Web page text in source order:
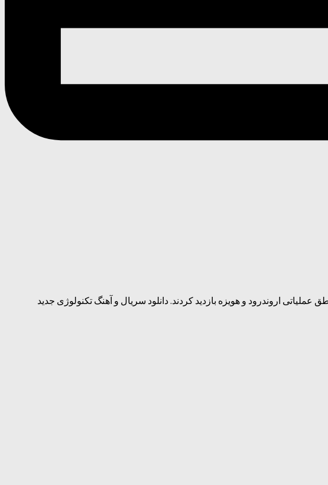
اروندرود و هویزه بازدید کردند. دانلود سریال و آهنگ تکنولوژی جدید